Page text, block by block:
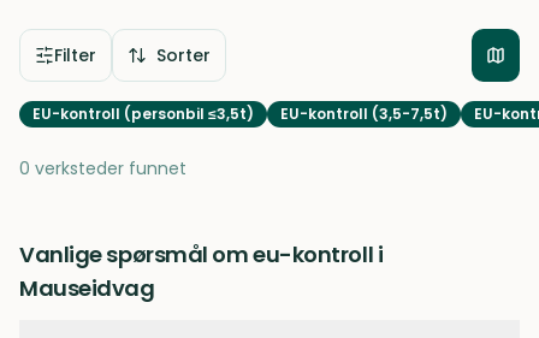
Filter Sorter
EU-kontroll (personbil ≤3,5t) EU-kontroll (3,5-7,5t) EU-
0 verksteder funnet
Vanlige spørsmål om eu-kontroll i
Mauseidvag